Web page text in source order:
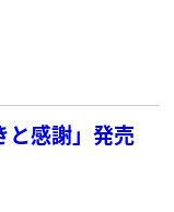
と感謝」発売